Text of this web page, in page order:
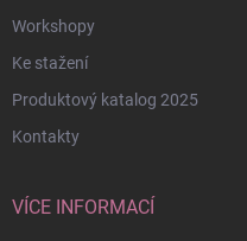
Workshopy
Ke stažení
Produktový katalog 2025
Kontakty
VÍCE INFORMACÍ